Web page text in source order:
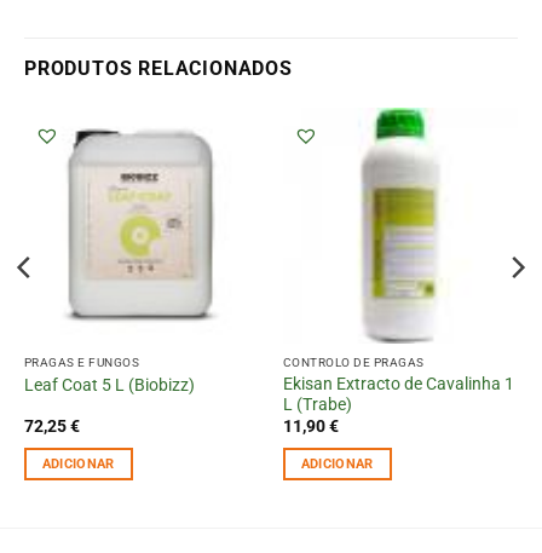
PRODUTOS RELACIONADOS
PRAGAS E FUNGOS
Leaf Coat 5 L (Biobizz)
72,25€
ADICIONAR
CONTROLO DE PRAGAS
Ekisan Extracto de Cavalinha 1
L (Trabe)
11,90€
ADICIONAR